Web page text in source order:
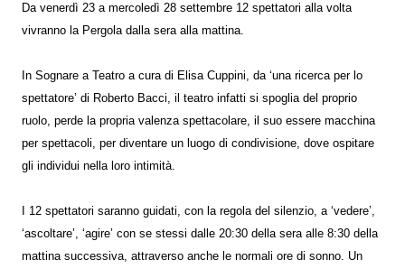
Da venerdì 23 a mercoledì 28 settembre 12 spettatori alla volta
vivranno la Pergola dalla sera alla mattina.
In Sognare a Teatro a cura di Elisa Cuppini, da ‘una ricerca per lo
spettatore’ di Roberto Bacci, il teatro infatti si spoglia del proprio
ruolo, perde la propria valenza spettacolare, il suo essere macchina
per spettacoli, per diventare un luogo di condivisione, dove ospitare
gli individui nella loro intimità.
I 12 spettatori saranno guidati, con la regola del silenzio, a ‘vedere’,
‘ascoltare’, ‘agire’ con se stessi dalle 20:30 della sera alle 8:30 della
mattina successiva, attraverso anche le normali ore di sonno. Un